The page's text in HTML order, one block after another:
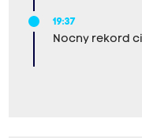
19:37
Nocny rekord